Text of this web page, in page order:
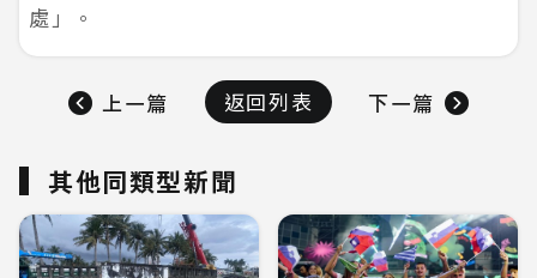
處」。
上一篇 返回列表 下一篇
其他同類型新聞